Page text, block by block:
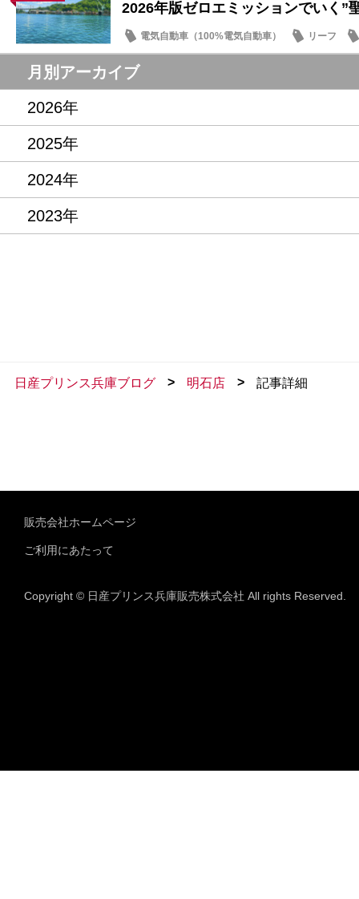
2026年版ゼロエミッションでいく”
電気自動車（100%電気自動車）
リーフ
話題の情報
月別アーカイブ
2026年
2025年
2024年
2023年
日産プリンス兵庫ブログ > 明石店 > 記事詳細
販売会社ホームページ
ご利用にあたって
Copyright © 日産プリンス兵庫販売株式会社 All rights Reserved.